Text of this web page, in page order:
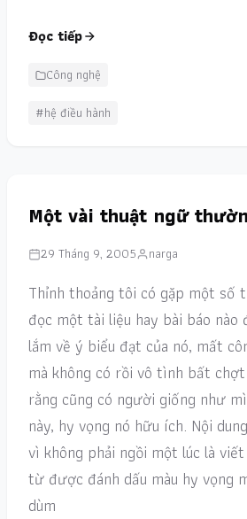
Đọc tiếp
Công nghệ
#hệ điều hành
Một vài thuật ngữ
29 Tháng 9, 2005 narga
Thỉnh thoảng tôi có gặp một số
đọc một tài liệu hay bài báo nào
lắm về ý biểu đạt của nó, mất
mà không có rồi vô tình bất
rằng cũng có người giống như
này, hy vọng nó hữu ích. Nội
vì không phải ngồi một lúc là
từ được đánh dấu màu hy vọng
dùm